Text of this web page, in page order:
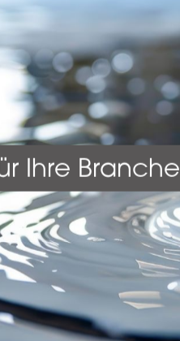
Ihre Branche